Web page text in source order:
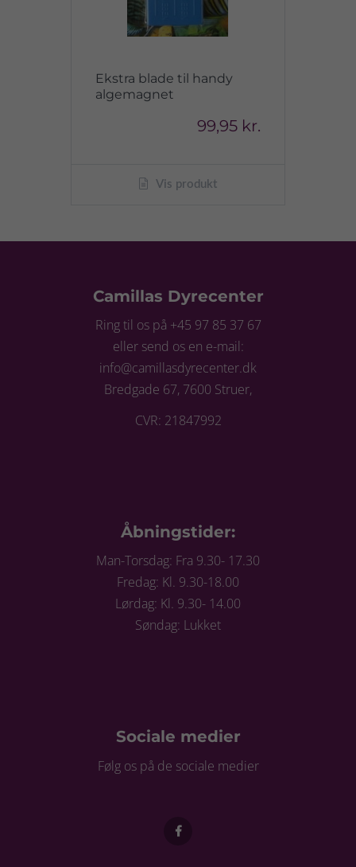
Ekstra blade til handy
algemagnet
99,95 kr.
Vis produkt
Camillas Dyrecenter
Ring til os på +45 97 85 37 67
eller send os en e-mail:
info@camillasdyrecenter.dk
Bredgade 67, 7600 Struer,
CVR: 21847992
Åbningstider:
Man-Torsdag: Fra 9.30- 17.30
Fredag: Kl. 9.30-18.00
Lørdag: Kl. 9.30- 14.00
Søndag: Lukket
Sociale medier
Følg os på de sociale medier